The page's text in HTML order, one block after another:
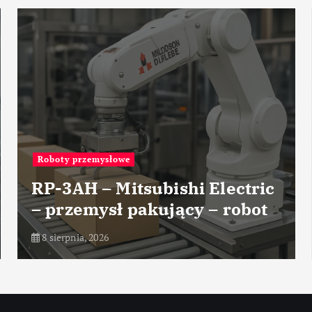
Mitsubishi Electric
pakujący – robot
Przemysł
7 sierpnia, 2026